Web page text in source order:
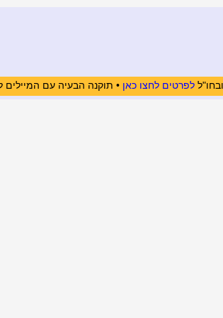
לפרטים לחצו כאן • תוקנה הבעיה עם